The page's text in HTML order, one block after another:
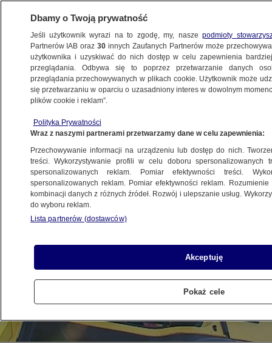
BIZNES
NAJNOWSZE
17.07.2007, 15:08Aktualizacja: 17.07.2007, 15:05
Udostępnij
Dbamy o Twoją prywatność
Jeśli użytkownik wyrazi na to zgodę, my, naszepodmioty
Partnerów IAB oraz30 innych Zaufanych Partnerów może
użytkownika i uzyskiwać do nich dostęp w celu zapewnienia
przeglądania. Odbywa się to poprzez przetwarzanie danych
przeglądania przechowywanych w plikach cookie. Użytkownik może
się przetwarzaniu w oparciu o uzasadniony interes w dowolnym
plików cookie i reklam”.
Polityka Prywatności
Wraz z naszymi partnerami przetwarzamy dane w celu zapewnienia:
Przechowywanie informacji na urządzeniu lub dostęp do nich.
treści. Wykorzystywanie profili w celu doboru spersonalizowanych
spersonalizowanych reklam. Pomiar efektywności treści.
spersonalizowanych reklam. Pomiar efektywności reklam.
kombinacji danych z różnych źródeł. Rozwój i ulepszanie usług.
do wyboru reklam.
Lista partnerów (dostawców)
Akceptuję
Pokaż cele